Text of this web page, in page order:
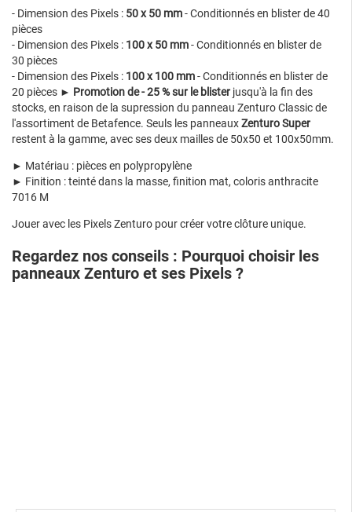
- Dimension des Pixels : 50 x 50 mm- Conditionnés en blister de 40
pièces
- Dimension des Pixels : 100 x 50 mm- Conditionnés en blister de
30 pièces
- Dimension des Pixels : 100 x 100 mm- Conditionnés en blister de
20 pièces ► Promotion de - 25 % sur le blister jusqu'à la fin des
stocks, en raison de la supression du panneau Zenturo Classic de
l'assortiment de Betafence. Seuls les panneauxZenturo Super
restent à la gamme, avec ses deux mailles de 50x50 et 100x50mm.
► Matériau : pièces en polypropylène
► Finition : teinté dans la masse, finition mat, coloris anthracite
7016 M
Jouer avec les Pixels Zenturo pour créer votre clôture unique.
Regardez nos conseils : Pourquoi choisir les
panneaux Zenturo et ses Pixels ?